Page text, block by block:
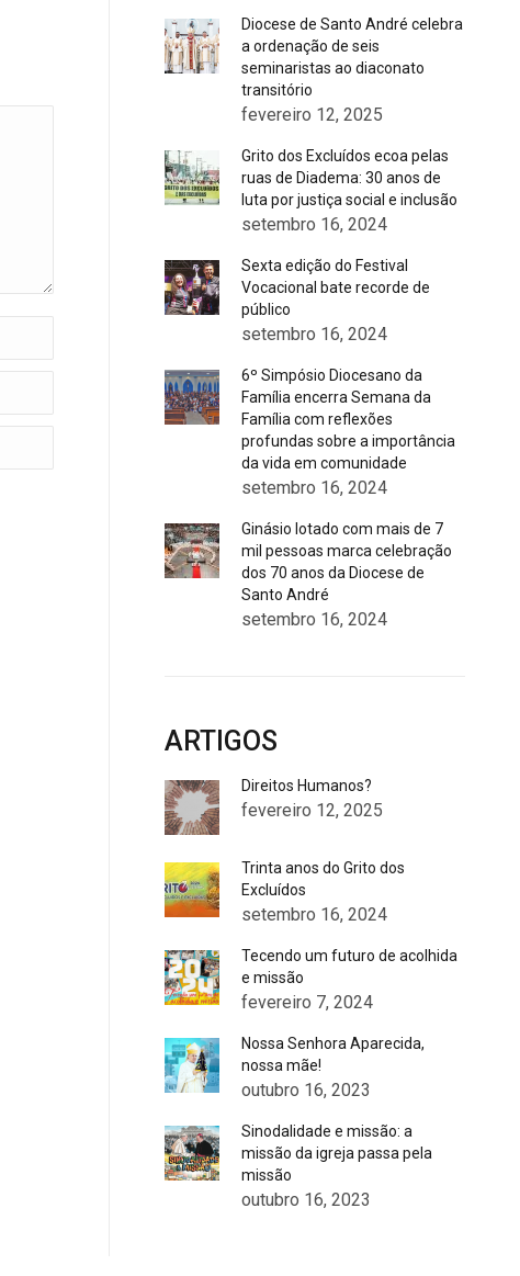
Diocese de Santo André celebra
a ordenação de seis
seminaristas ao diaconato
transitório
fevereiro 12, 2025
Grito dos Excluídos ecoa pelas
ruas de Diadema: 30 anos de
luta por justiça social e inclusão
setembro 16, 2024
Sexta edição do Festival
Vocacional bate recorde de
público
setembro 16, 2024
6º Simpósio Diocesano da
Família encerra Semana da
Família com reflexões
profundas sobre a importância
da vida em comunidade
setembro 16, 2024
Ginásio lotado com mais de 7
mil pessoas marca celebração
dos 70 anos da Diocese de
Santo André
setembro 16, 2024
ARTIGOS
Direitos Humanos?
fevereiro 12, 2025
Trinta anos do Grito dos
Excluídos
setembro 16, 2024
Tecendo um futuro de acolhida
e missão
fevereiro 7, 2024
Nossa Senhora Aparecida,
nossa mãe!
outubro 16, 2023
Sinodalidade e missão: a
missão da igreja passa pela
missão
outubro 16, 2023